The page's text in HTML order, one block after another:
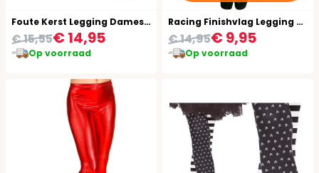
Foute Kerst Legging Dames Groen
€ 14,95
€ 15,55
Op voorraad
Racing Finishvlag Legging Dames
€ 9,95
€ 14,95
Op voorraad